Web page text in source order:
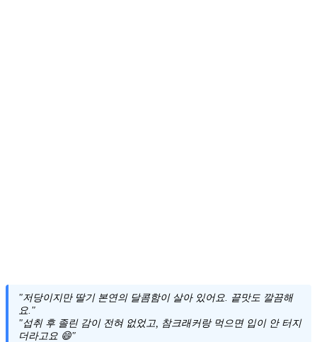
"저당이지만 딸기 본연의 달콤함이 살아 있어요. 끝맛도 깔끔해
요."
"섭취 후 졸린 감이 전혀 없었고, 참크래커랑 먹으면 입이 안 터지
더라고요 😄"